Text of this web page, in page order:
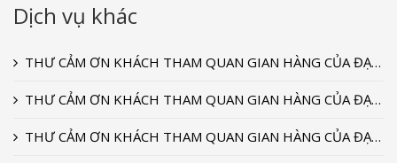
Dịch vụ khác
THƯ CẢM ƠN KHÁCH THAM QUAN GIAN HÀNG CỦA ĐẠI DƯƠNG CERAMIC TẠI TRIỂN LÃM VIETBUILD T9-2022
THƯ CẢM ƠN KHÁCH THAM QUAN GIAN HÀNG CỦA ĐẠI DƯƠNG CERAMIC TẠI TRIỂN LÃM VIETBUILD T9-2020
THƯ CẢM ƠN KHÁCH THAM QUAN GIAN HÀNG CỦA ĐẠI DƯƠNG CERAMIC TẠI TRIỂN LÃM VIETBUILD T9-2018